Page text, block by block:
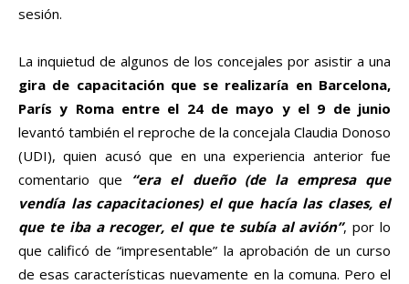
sesión.
La inquietud de algunos de los concejales por asistir a una
gira de capacitación que se realizaría en Barcelona,
París y Roma entre el 24 de mayo y el 9 de junio
levantó también el reproche de la concejala Claudia Donoso
(UDI), quien acusó que en una experiencia anterior fue
comentario que “era el dueño (de la empresa que
vendía las capacitaciones) el que hacía las clases, el
que te iba a recoger, el que te subía al avión”, por lo
que calificó de “impresentable” la aprobación de un curso
de esas características nuevamente en la comuna. Pero el